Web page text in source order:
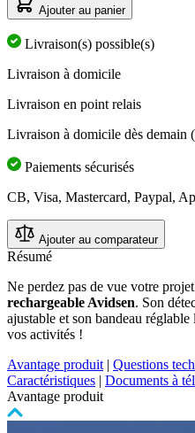
Ajouter au panier
Livraison(s) possible(s)
Livraison à domicile
Livraison en point relais
Livraison à domicile dès demain
Paiements sécurisés
CB, Visa, Mastercard, Paypal,
Ajouter au comparateur
Résumé
Ne perdez pas de vue votre
rechargeable Avidsen. Son
ajustable et son bandeau
vos activités !
Avantage produit | Questions
Caractéristiques | Documents à
Avantage produit